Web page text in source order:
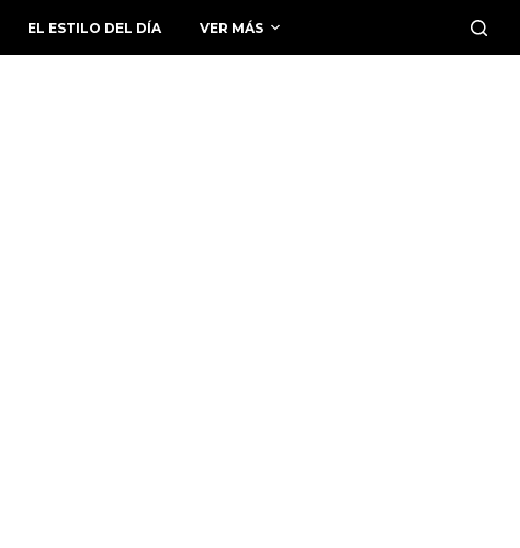
EL ESTILO DEL DÍA VER MÁS